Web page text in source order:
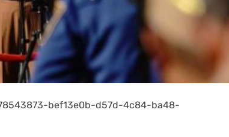
bef13e0b-d57d-4c84-ba48-